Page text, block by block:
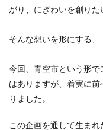
がり、にぎわいを創りた
そんな想いを形にする、
今回、青空市という形
はありますが、着実に
りました。
この企画を通して生ま